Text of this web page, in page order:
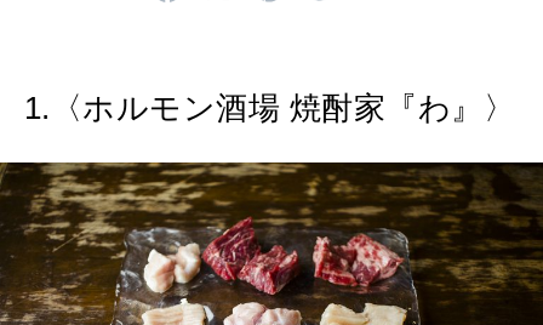
2026年9月号「北海道 おいしく遊ぶ、夏のご褒美旅。」
2026年8月号『お茶の時間です。』
2026年7月号「鎌倉 ローカルが 教えてくれた 本当の歩き方。」
2026年6月号「大銀座 トレンドが生まれる 新しい一流店へ。」
MAGAZINE MOOK
1.〈ホルモン酒場 焼酎家『わ』〉